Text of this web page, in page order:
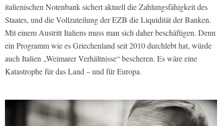
italienischen Notenbank sichert aktuell die Zahlungsfähigkeit des
Staates, und die Vollzuteilung der EZB die Liquidität der Banken.
Mit einem Austritt Italiens muss man sich daher beschäftigen. Denn
ein Programm wie es Griechenland seit 2010 durchlebt hat, würde
auch Italien „Weimarer Verhältnisse“ bescheren. Es wäre eine
Katastrophe für das Land – und für Europa.